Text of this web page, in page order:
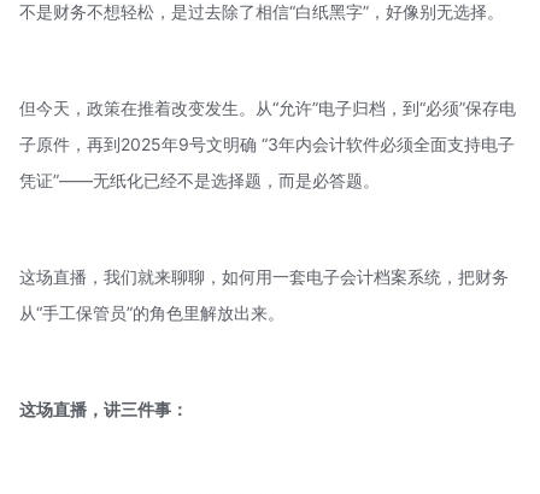
不是财务不想轻松，是过去除了相信“白纸黑字”，好像别无选择。
但今天，政策在推着改变发生。从“允许”电子归档，到“必须”保存电
子原件，再到2025年9号文明确 “3年内会计软件必须全面支持电子
凭证”——无纸化已经不是选择题，而是必答题。
这场直播，我们就来聊聊，如何用一套电子会计档案系统，把财务
从“手工保管员”的角色里解放出来。
这场直播，讲三件事：